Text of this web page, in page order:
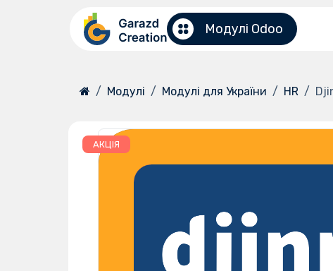
Модулі Odoo
Модулі Модулі для України HR
АКЦІЯ